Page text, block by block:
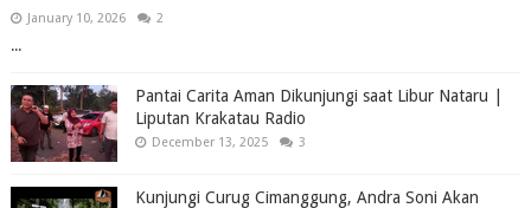
January 10, 2026 2
...
Pantai Carita Aman Dikunjungi saat Libur Nataru |
Liputan Krakatau Radio
December 13, 2025 3
Kunjungi Curug Cimanggung, Andra Soni Akan